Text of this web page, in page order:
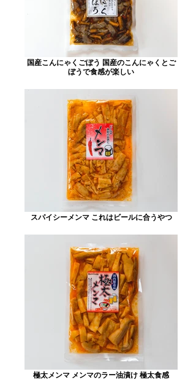
国産こんにゃくごぼう 国産のこんにゃくとご
ぼうで食感が楽しい
スパイシーメンマ これはビールに合うやつ
極太メンマ メンマのラー油漬け 極太食感